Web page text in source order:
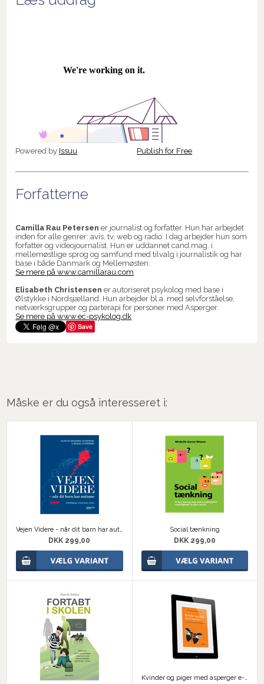
Powered by Issuu Publish for Free
Forfatterne
Camilla Rau Petersen er journalist og forfatter. Hun har arbejdet
inden for alle genrer: avis, tv, web og radio. I dag arbejder hun som
forfatter og videojournalist. Hun er uddannet cand.mag. i
mellemøstlige sprog og samfund med tilvalg i journalistik og har
base i både Danmark og Mellemøsten.
Se mere på www.camillarau.com
Elisabeth Christensen er autoriseret psykolog med base i
Ølstykke i Nordsjælland. Hun arbejder bl.a. med selvforståelse,
netværksgrupper og parterapi for personer med Asperger.
Se mere på www.ec-psykolog.dk
Save
Måske er du også interesseret i:
Vejen Videre - når dit barn har autisme
DKK 299,00
Social tænkning
DKK 299,00
Kvinder og piger med asperger e-bog